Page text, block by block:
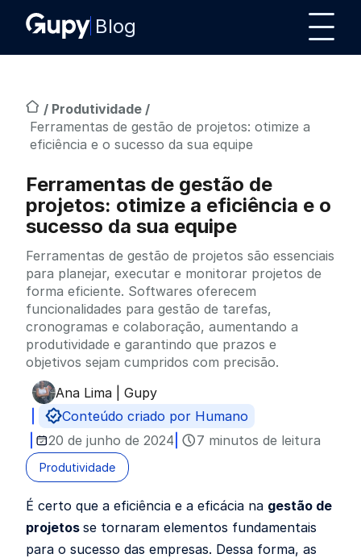
Blog
/ Produtividade /
Ferramentas de gestão de projetos: otimize a
eficiência e o sucesso da sua equipe
Ferramentas de gestão de
projetos: otimize a eficiência e o
sucesso da sua equipe
Ferramentas de gestão de projetos são essenciais
para planejar, executar e monitorar projetos de
forma eficiente. Softwares oferecem
funcionalidades para gestão de tarefas,
cronogramas e colaboração, aumentando a
produtividade e garantindo que prazos e
objetivos sejam cumpridos com precisão.
Publicado por
Ana Lima | Gupy
Conteúdo criado por Humano
20 de junho de 2024
7 minutos de leitura
Produtividade
É certo que a eficiência e a eficácia na gestão de
projetos se tornaram elementos fundamentais
para o sucesso das empresas. Dessa forma, as